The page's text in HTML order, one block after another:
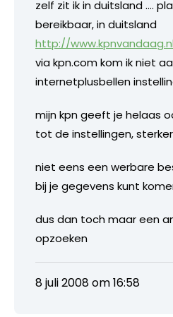
zelf zit ik in duitsland ….
bereikbaar, in duitsland
http://www.kpnvandaag.nl
via kpn.com kom ik niet
internetplusbellen
mijn kpn geeft je helaas
tot de instellingen,
niet eens een werbare
bij je gegevens kunt
dus dan toch maar een
opzoeken
8 juli 2008 om 16:58